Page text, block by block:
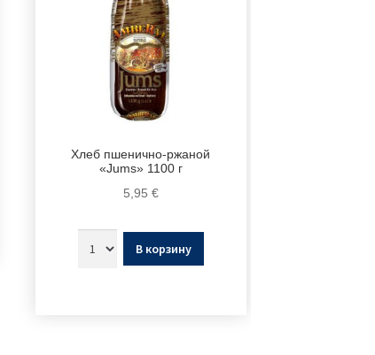
Хлеб пшенично-ржаной
«Jums» 1100 г
5,95 €
В корзину